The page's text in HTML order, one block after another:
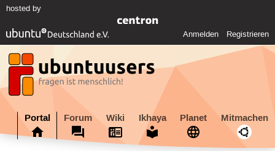
hosted by
Anmelden Registrieren
Portal Forum Wiki Ikhaya Planet Mitmachen